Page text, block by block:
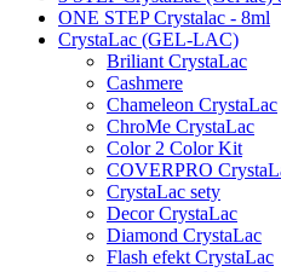
ONE STEP Crystalac - 8ml
CrystaLac (GEL-LAC)
Briliant CrystaLac
Cashmere
Chameleon CrystaLac
ChroMe CrystaLac
Color 2 Color Kit
COVERPRO
CrystaLac sety
Decor CrystaLac
Diamond CrystaLac
Flash efekt CrystaLac